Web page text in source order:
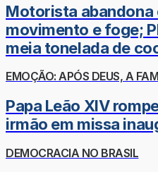
Motorista abandona
movimento e foge;
meia tonelada de
EMOÇÃO: APÓS DEUS, A
Papa Leão XIV
irmão em missa
DEMOCRACIA NO BRASIL